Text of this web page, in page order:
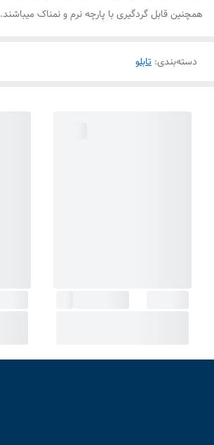
همچنین قابل گردگیری با پارچه نرم و نمناک میباشند.
دسته‌بندی: تابلو